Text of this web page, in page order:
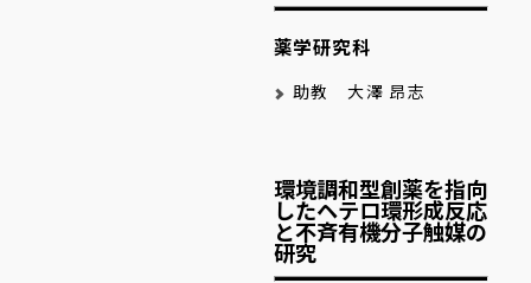
薬学研究科
助教 大澤 昂志
環境調和型創薬を指向
したヘテロ環形成反応
と不斉有機分子触媒の
研究